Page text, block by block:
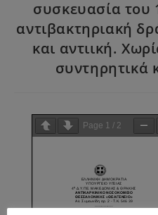
συσκευασία του
αντιβακτηριακή
και αντιική.
συντηρητικά
Page 1 / 2